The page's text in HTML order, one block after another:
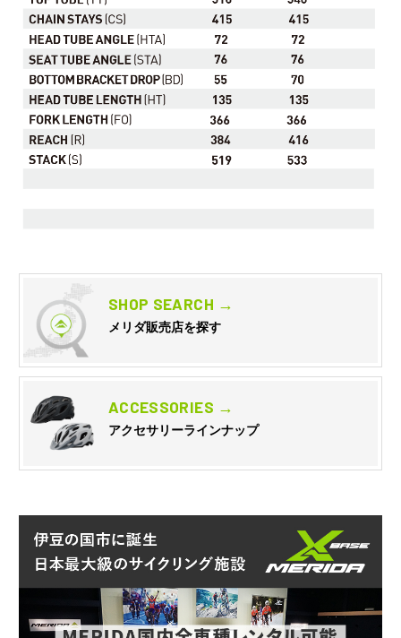
SHOP SEARCH →
メリダ販売店を探す
ACCESSORIES →
アクセサリーラインナップ